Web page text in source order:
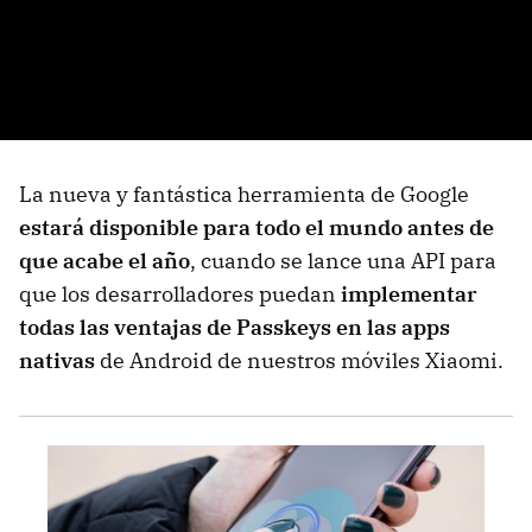
La nueva y fantástica herramienta de Google
estará disponible para todo el mundo antes de
que acabe el año, cuando se lance una API para
que los desarrolladores puedan implementar
todas las ventajas de Passkeys en las apps
nativas de Android de nuestros móviles Xiaomi.